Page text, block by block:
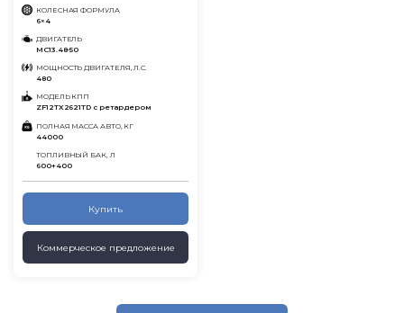
КОЛЕСНАЯ ФОРМУЛА
6×4
ДВИГАТЕЛЬ
MC13.48-50
МОЩНОСТЬ ДВИГАТЕЛЯ, Л.С.
480
МОДЕЛЬ КПП
ZF12TX2621TD с ретардером
ПОЛНАЯ МАССА АВТО, КГ
44000
ТОПЛИВНЫЙ БАК, Л
600+400
Купить
Коммерческое предложение